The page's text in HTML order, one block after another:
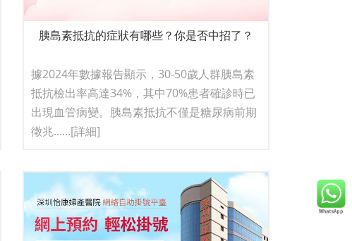
胰島素抵抗的症狀有哪些？你是否中招了？
據2024年數據報告顯示，30-50歲人群胰島素
抵抗檢出率高達34%，其中70%患者確診時已
出現血管病變。胰島素抵抗不僅是糖尿病前期
徵兆......[詳細]